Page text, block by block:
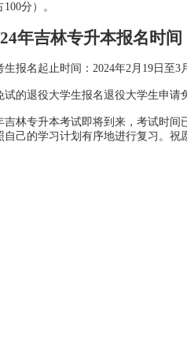
分）。
吉林专升本报名时间
名起止时间：2024年2月19日至3月
退役大学生报名退役大学生申请免
林专升本考试即将到来，考试时间
自己的学习计划有序地进行复习。祝